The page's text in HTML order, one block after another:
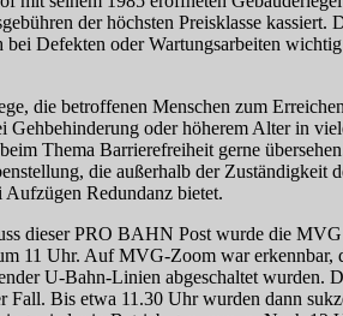
der höchsten Preisklasse kassiert.
bei Defekten oder Wartungsarbeiten
die betroffenen Menschen zum
Gehbehinderung oder höherem Alter in
Thema Barrierefreiheit gerne
die außerhalb der Zuständigkeit
Aufzügen Redundanz bietet.
dieser PRO BAHN Post wurde die
11 Uhr. Auf MVG-Zoom war erkennbar,
U‑Bahn-Linien abgeschaltet wurden.
Fall. Bis etwa 11.30 Uhr wurden dann